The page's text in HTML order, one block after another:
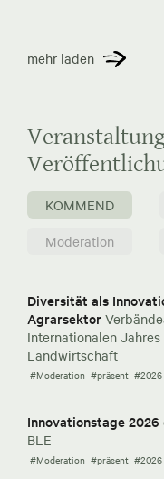
mehr laden
KOMMEND
Moderation
Diversität als
Agrarsektor
Internationalen
Landwirtschaft
#Moderation #präsent #2026
Innovationstage 2026
BLE
#Moderation #präsent #2026